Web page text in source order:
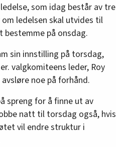
som idag består av tre
ledelsen skal utvides til
på onsdag.
sin innstilling på torsdag,
valgkomiteens leder, Roy
noe på forhånd.
spreng for å finne ut av
natt til torsdag også, hvis
vil endre struktur i